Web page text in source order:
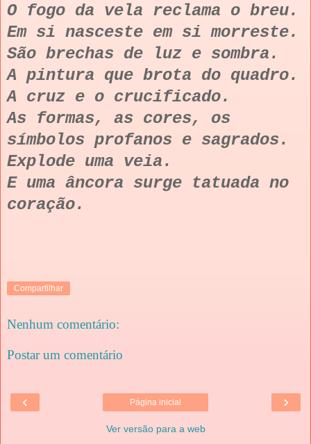
O fogo da vela reclama o breu.
Em si nasceste em si morreste.
São brechas de luz e sombra.
A pintura que brota do quadro.
A cruz e o crucificado.
As formas, as cores, os
símbolos profanos e sagrados.
Explode uma veia.
E uma âncora surge tatuada no
coração.
Compartilhar
Nenhum comentário:
Postar um comentário
‹ ›
Página inicial
Ver versão para a web